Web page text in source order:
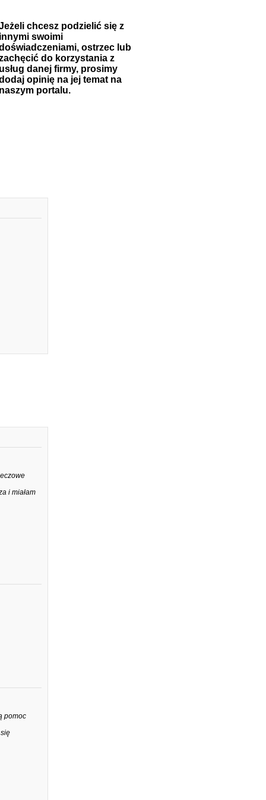
chcesz podzielić się z
innymi swoimi
ostrzec lub
do korzystania z
usług danej firmy, prosimy
opinię na jej temat na
naszym portalu.
i miałam
pomoc